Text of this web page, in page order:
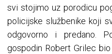
svi stojimo uz porodicu
policijske službenike koji
odgovorno i predano.
gospodin Robert Grilec